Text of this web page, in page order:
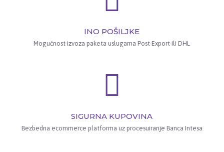
INO POŠILJKE
Mogućnost izvoza paketa uslugama Post Export ili DHL
SIGURNA KUPOVINA
Bezbedna ecommerce platforma uz procesuiranje Banca Intesa